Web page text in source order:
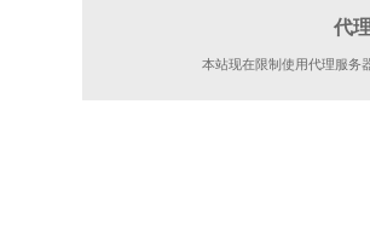
代
本站现在限制使用代理服务